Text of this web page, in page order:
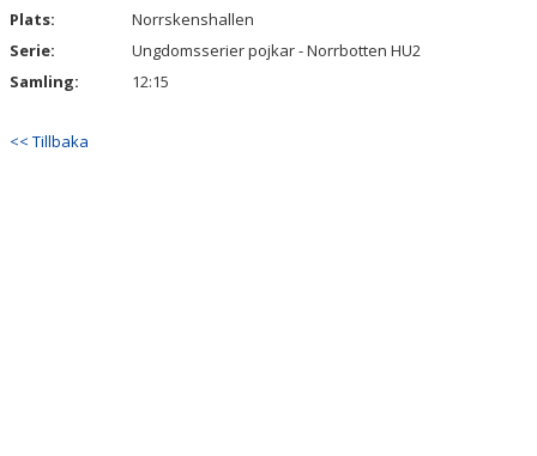
DOKUMENT
VÅRA LAG/TRÄNARE
Plats:
Norrskenshallen
Serie:
Ungdomsserier pojkar - Norrbotten HU2
Samling:
12:15
<< Tillbaka